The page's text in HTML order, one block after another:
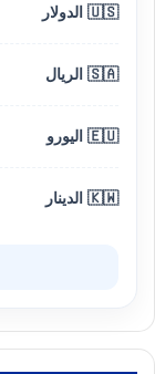
🇺🇸 الدولار
🇸🇦 الريال
🇪🇺 اليورو
🇰🇼 الدينار